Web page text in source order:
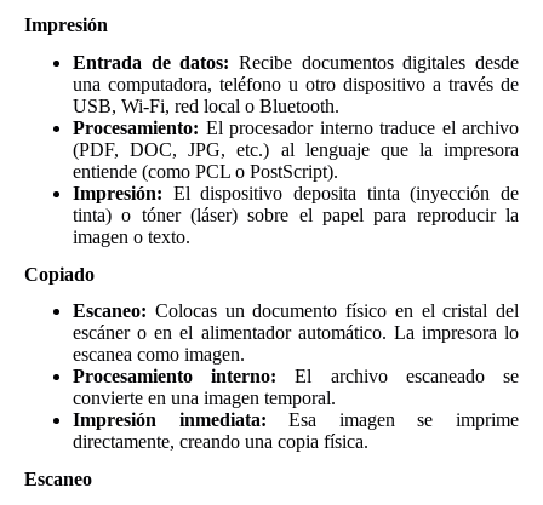
Impresión
Entrada de datos: Recibe documentos digitales desde
una computadora, teléfono u otro dispositivo a través de
USB, Wi-Fi, red local o Bluetooth.
Procesamiento: El procesador interno traduce el archivo
(PDF, DOC, JPG, etc.) al lenguaje que la impresora
entiende (como PCL o PostScript).
Impresión: El dispositivo deposita tinta (inyección de
tinta) o tóner (láser) sobre el papel para reproducir la
imagen o texto.
Copiado
Escaneo: Colocas un documento físico en el cristal del
escáner o en el alimentador automático. La impresora lo
escanea como imagen.
Procesamiento interno: El archivo escaneado se
convierte en una imagen temporal.
Impresión inmediata: Esa imagen se imprime
directamente, creando una copia física.
Escaneo